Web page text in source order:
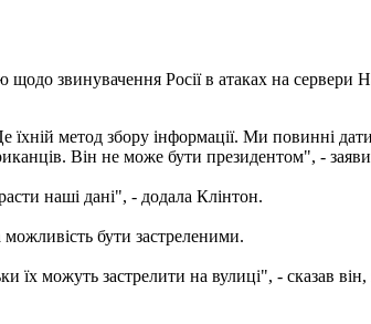
звинувачення Росії в атаках на
метод збору інформації. Ми повинні
Він не може бути президентом", -
наші дані", - додала Клінтон.
бути застреленими.
їх можуть застрелити на вулиці", - сказав